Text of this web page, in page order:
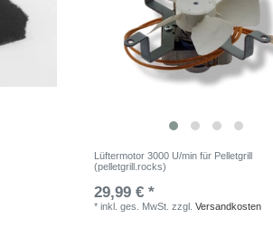
Lüftermotor 3000 U/min für Pelletgrill
(pelletgrill.rocks)
29,99 € *
*inkl. ges. MwSt. zzgl.Versandkosten